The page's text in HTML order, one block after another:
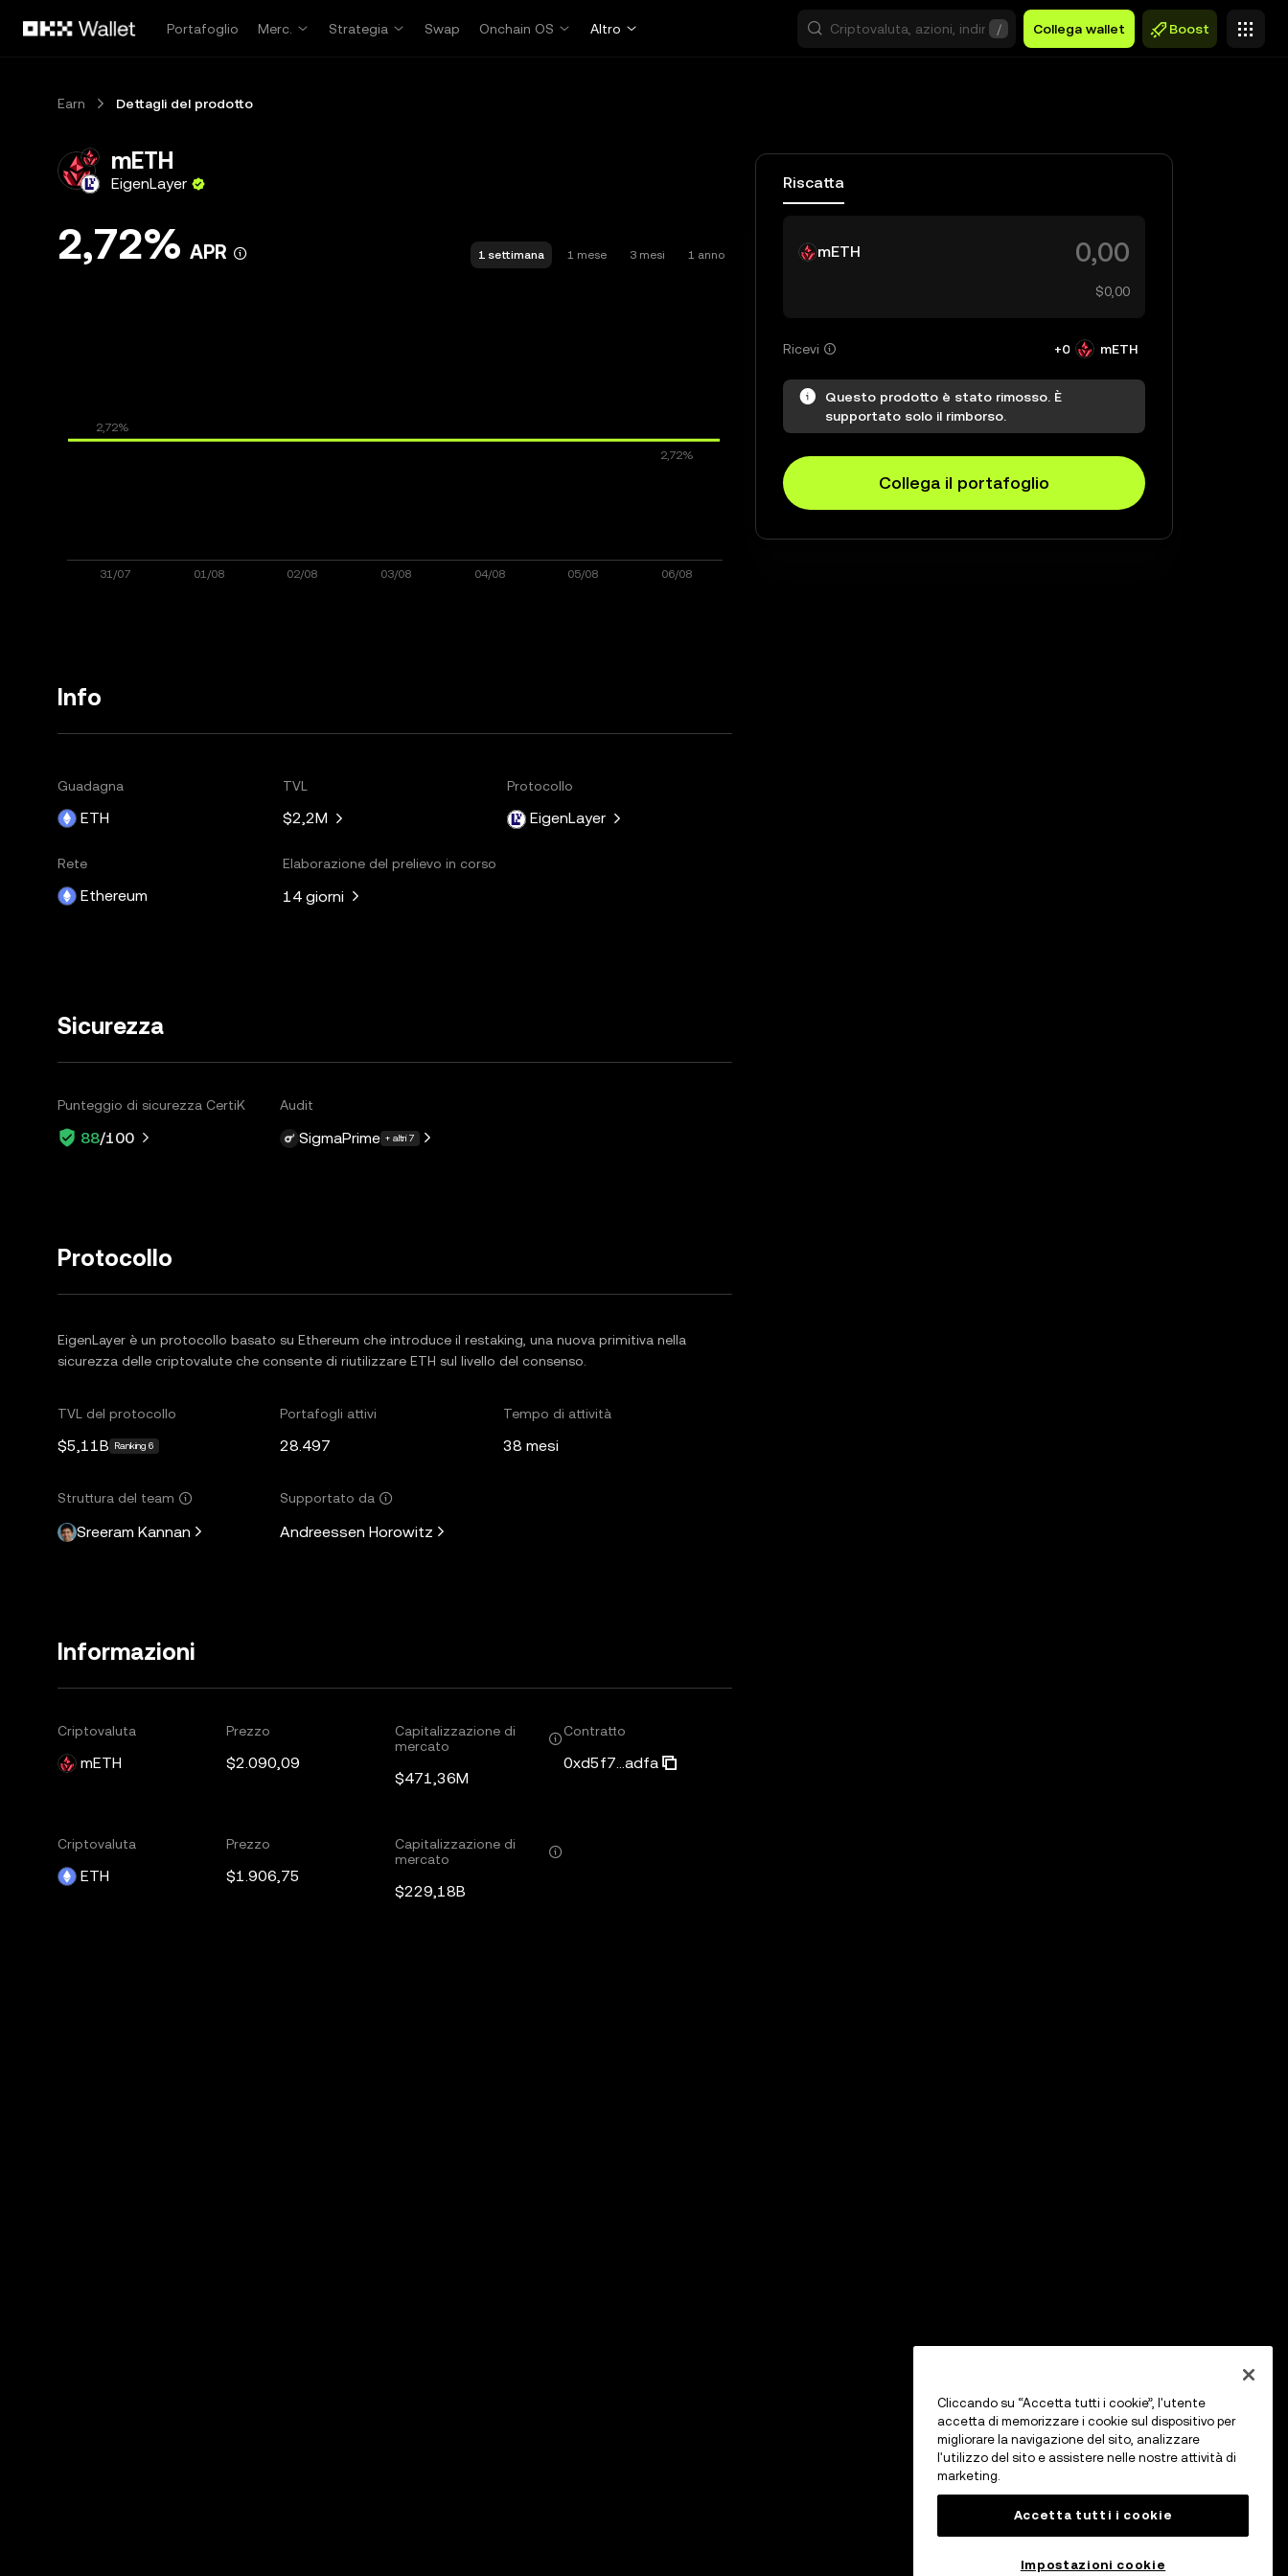
Portafoglio
Merc. Strategia Swap Onchain OS Altro / Collega wallet Boost
Earn Dettagli del prodotto
mETH
EigenLayer
2,72% APR 1 settimana 1 mese 3 mesi 1 anno
Info
Guadagna
ETH
TVL
$2,2M
Protocollo
EigenLayer
Rete
Ethereum
Elaborazione del prelievo in corso
14 giorni
Sicurezza
Punteggio di sicurezza CertiK
88/100
Audit
SigmaPrime + altri 7
Protocollo
EigenLayer è un protocollo basato su Ethereum che introduce il restaking, una nuova primitiva nella
sicurezza delle criptovalute che consente di riutilizzare ETH sul livello del consenso.
TVL del protocollo
$5,11B Ranking 6
Portafogli attivi
28.497
Tempo di attività
38 mesi
Struttura del team
Sreeram Kannan
Supportato da
Andreessen Horowitz
Informazioni
Criptovaluta
mETH
Prezzo
$2.090,09
Capitalizzazione di
mercato
$471,36M
Contratto
0xd5f7...adfa
Criptovaluta
ETH
Prezzo
$1.906,75
Capitalizzazione di
mercato
$229,18B
Riscatta
mETH
$0,00
Ricevi +0 mETH
Questo prodotto è stato rimosso. È
supportato solo il rimborso.
Collega il portafoglio
Cliccando su “Accetta tutti i cookie”, l'utente
accetta di memorizzare i cookie sul dispositivo per
migliorare la navigazione del sito, analizzare
l'utilizzo del sito e assistere nelle nostre attività di
marketing.
Accetta tutti i cookie
Impostazioni cookie